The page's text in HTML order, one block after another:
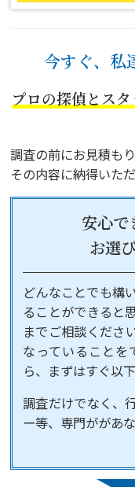
今すぐ、私
プロの探偵とス
調査の前にお見積も
その内容に納得いた
安心で
お選
どんなことでも構
ることができると
までご相談くださ
なっていること
ら、まずはすぐ以
調査だけでなく、
ー等、専門ががあ